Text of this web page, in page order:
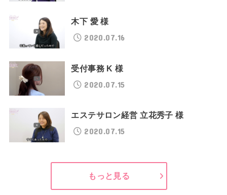
木下 愛 様
2020.07.16
受付事務 K 様
2020.07.15
エステサロン経営 立花秀子 様
2020.07.15
もっと見る